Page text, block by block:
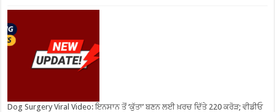
Dog Surgery Viral Video: ਇਨਸਾਨ ਤੋਂ ‘ਕੁੱਤਾ’ ਬਣਨ ਲਈ ਖ਼ਰਚ ਦਿੱਤੇ 220 ਕਰੋੜ; ਵੀਡੀਓ